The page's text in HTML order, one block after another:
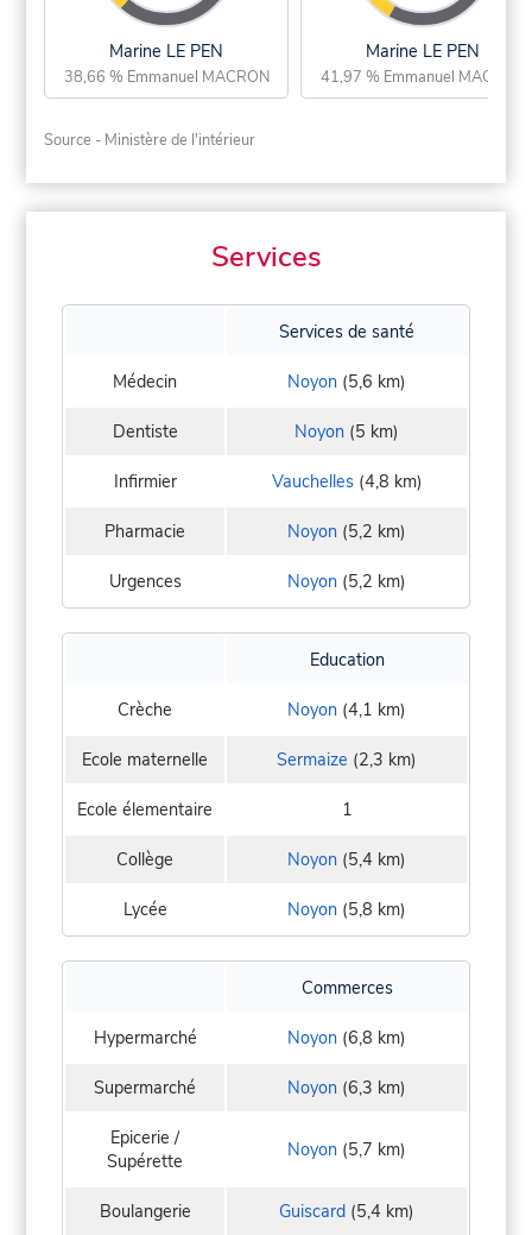
Marine LE PEN
38,66 % Emmanuel MACRON
Marine LE PEN
41,97 % Emmanuel MACRON
Source - Ministère de l'intérieur
Services
Services de santé
Médecin Noyon (5,6 km)
Dentiste Noyon (5 km)
Infirmier Vauchelles(4,8 km)
Pharmacie Noyon (5,2 km)
Urgences Noyon (5,2 km)
Education
Crèche Noyon (4,1 km)
Ecole maternelle Sermaize (2,3 km)
Ecole élementaire 1
Collège Noyon (5,4 km)
Lycée Noyon (5,8 km)
Commerces
Hypermarché Noyon (6,8 km)
Supermarché Noyon (6,3 km)
Epicerie /
Supérette
Noyon (5,7 km)
Boulangerie Guiscard (5,4 km)